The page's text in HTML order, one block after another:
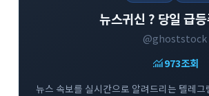
뉴스귀신 ? 당일 급
@ghoststock
monitoring973조회
뉴스 속보를 실시간으로 알려드리는 텔레그